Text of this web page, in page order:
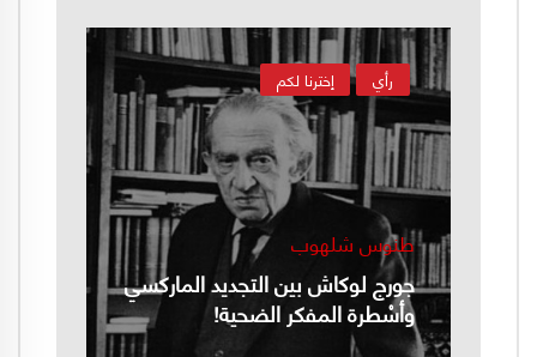
إخترنا لكم رأي
طنوس شلهوب
جورج لوكاش بين التجديد الماركسي
وأسْطرة المفكر الضحية!